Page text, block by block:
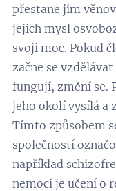
přestane jim
jejich mysl
svoji moc. Pokud
začne se
fungují, změní se.
jeho okolí vysílá a
Tímto způsobem
společností
například
nemocí je učení o